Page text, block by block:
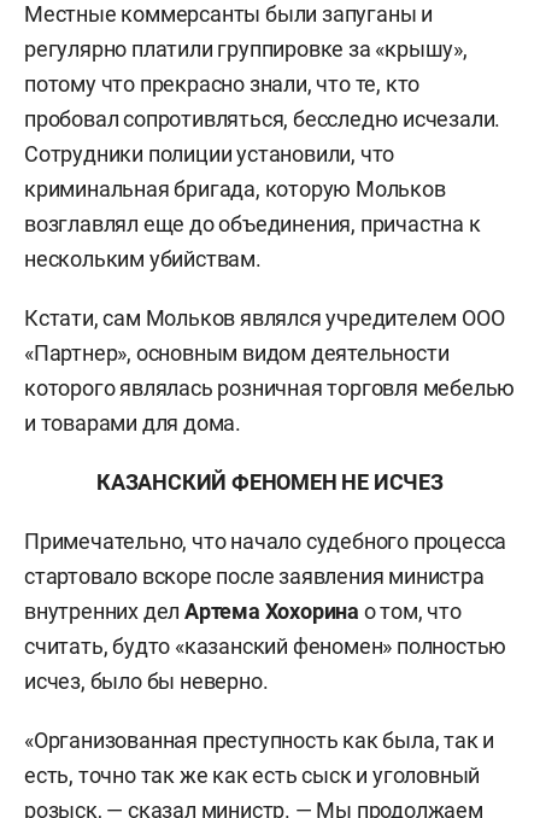
Местные коммерсанты были запуганы и
регулярно платили группировке за «крышу»,
потому что прекрасно знали, что те, кто
пробовал сопротивляться, бесследно исчезали.
Сотрудники полиции установили, что
криминальная бригада, которую Мольков
возглавлял еще до объединения, причастна к
нескольким убийствам.
Кстати, сам Мольков являлся учредителем ООО
«Партнер», основным видом деятельности
которого являлась розничная торговля мебелью
и товарами для дома.
КАЗАНСКИЙ ФЕНОМЕН НЕ ИСЧЕЗ
Примечательно, что начало судебного процесса
стартовало вскоре после заявления министра
внутренних делАртема Хохорина о том, что
считать, будто «казанский феномен» полностью
исчез, было бы неверно.
«Организованная преступность как была, так и
есть, точно так же как есть сыск и уголовный
розыск, — сказал министр. — Мы продолжаем